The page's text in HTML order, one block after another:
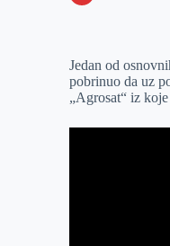
e
r
I
n
s
A
a
i
Jedan od
pobrinuo da uz
„Agrosat“ iz